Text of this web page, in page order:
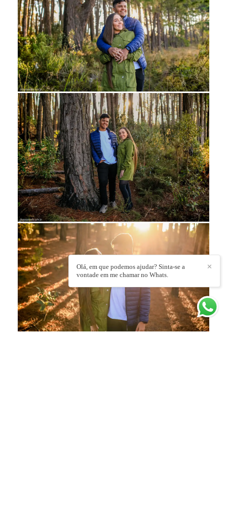
✕
Olá, em que podemos ajudar? Sinta-se a
vontade em me chamar no Whats.